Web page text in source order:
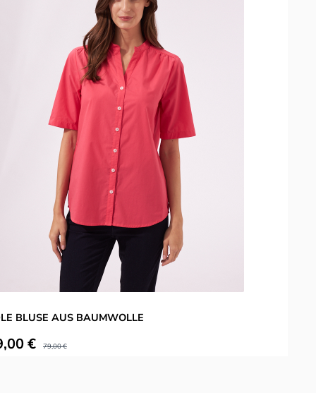
BLUSE AUS BAUMWOLLE
€ Regulärer Preis:
79,00 €